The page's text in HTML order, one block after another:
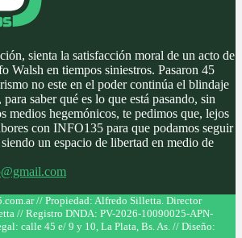
sienta la satisfacción moral de un acto de
Walsh en tiempos siniestros. Pasaron 45
no este en el poder continúa el blindaje
saber qué es lo que está pasando, sin
medios hegemónicos, te pedimos que, lejos
con INFO135 para que podamos seguir
un espacio de libertad en medio de
// Propiedad: Alfredo Silletta. Director
// Registro DNDA: PV-2026-10090025-APN-
calle 45 e/ 9 y 10, La Plata, Bs. As. // Diseño: